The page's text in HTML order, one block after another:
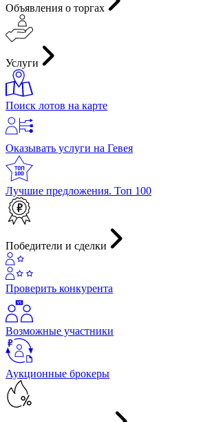
Объявления о торгах
Услуги
Поиск лотов на карте
Оказывать услуги на Гевея
Лучшие предложения. Топ 100
Победители и сделки
Проверить конкурента
Возможные участники
Аукционные брокеры